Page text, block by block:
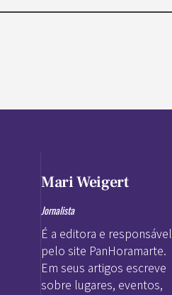
Mari Weigert
Jornalista
É a editora e responsável
pelo site PanHoramarte.
Em seus artigos escreve
sobre lugares, eventos,